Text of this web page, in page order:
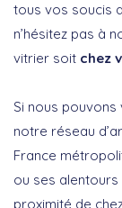
tous vos soucis
n’hésitez pas à
vitrier soit chez
Si nous
notre réseau
France
ou ses
proximité de